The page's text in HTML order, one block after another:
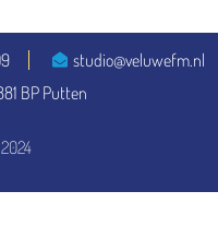
studio@veluwefm.nl
BP Putten